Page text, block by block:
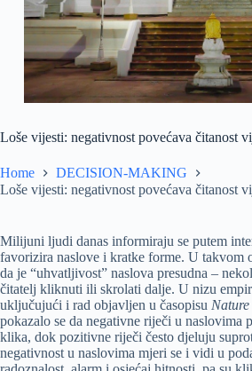
Loše vijesti: negativnost povećava čitanost
Home
DECISION-MAKING
Loše vijesti: negativnost povećava čitanost
Milijuni ljudi danas informiraju se putem
favorizira naslove i kratke forme. U takvom
da je “uhvatljivost” naslova presudna –
čitatelj kliknuti ili skrolati dalje. U nizu
uključujući i rad objavljen u časopisu
pokazalo se da negativne riječi u naslovima
klika, dok pozitivne riječi često djeluju
negativnost u naslovima mjeri se i vidi u